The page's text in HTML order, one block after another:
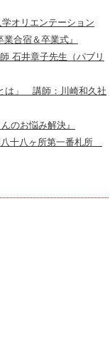
オリエンテーション
合宿＆卒業式』
石井章子先生（パブリ
は」 講師：川崎和久社
のお悩み解決』
八十八ヶ所第一番札所